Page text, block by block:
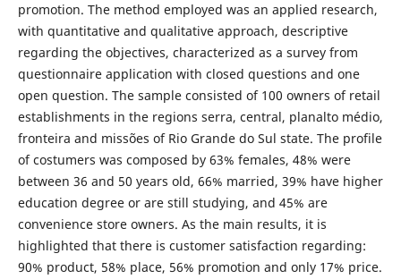
promotion. The method employed was an applied research,
with quantitative and qualitative approach, descriptive
regarding the objectives, characterized as a survey from
questionnaire application with closed questions and one
open question. The sample consisted of 100 owners of retail
establishments in the regions serra, central, planalto médio,
fronteira and missões of Rio Grande do Sul state. The profile
of costumers was composed by 63% females, 48% were
between 36 and 50 years old, 66% married, 39% have higher
education degree or are still studying, and 45% are
convenience store owners. As the main results, it is
highlighted that there is customer satisfaction regarding:
90% product, 58% place, 56% promotion and only 17% price.